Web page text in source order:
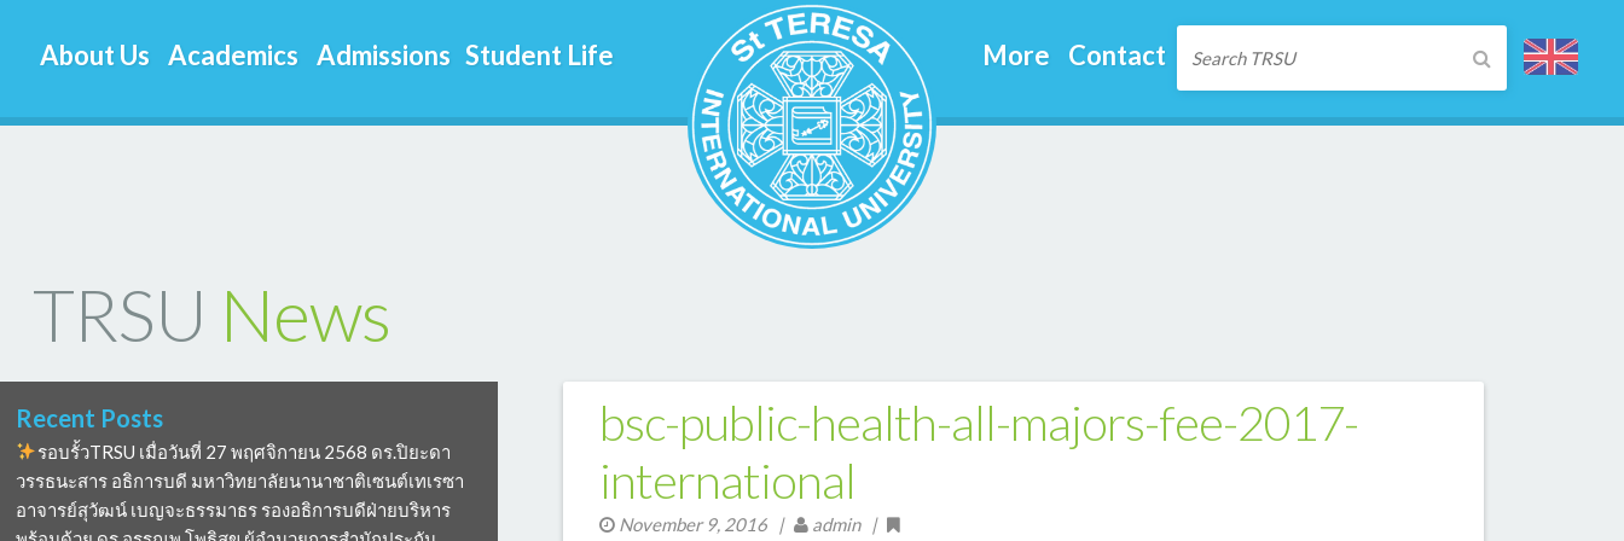
About Us Academics Admissions Student Life More Contact
TRSU News
Recent Posts
รอบรั้วTRSU เมื่อวันที่ 27 พฤศจิกายน 2568 ดร.ปิยะดา
วรรธนะสาร อธิการบดี มหาวิทยาลัยนานาชาติเซนต์เทเรซา
อาจารย์สุวัฒน์ เบญจะธรรมาธร รองอธิการบดีฝ่ายบริหาร
bsc-public-health-all-majors-fee-2017-
international
November 9, 2016| admin |